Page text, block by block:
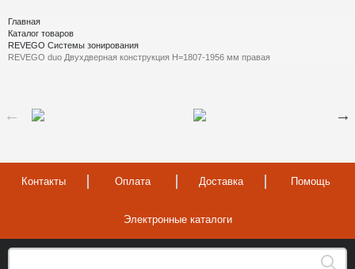
Главная
Каталог товаров
REVEGO Системы зонирования
REVEGO duo Двухдверная конструкция H=1807-1956 мм правая
Контакты Оплата Доставка Помощь
Электронные каталоги